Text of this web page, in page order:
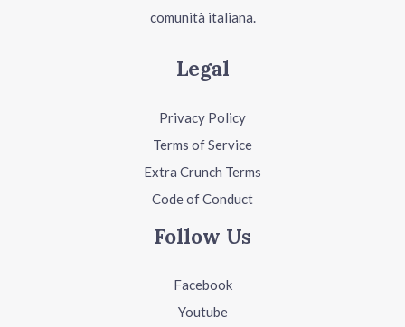
comunità italiana.
Legal
Privacy Policy
Terms of Service
Extra Crunch Terms
Code of Conduct
Follow Us
Facebook
Youtube